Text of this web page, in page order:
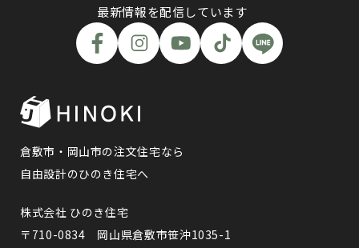
最新情報を配信しています
倉敷市・岡山市の注文住宅なら
自由設計のひのき住宅へ
株式会社 ひのき住宅
〒710-0834 岡山県倉敷市笹沖1035-1